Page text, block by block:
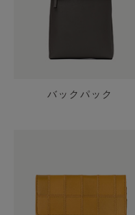
バックパック